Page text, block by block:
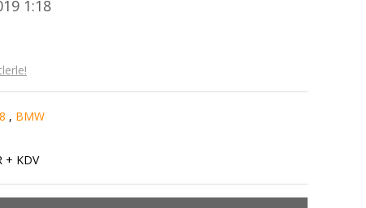
1:18
, BMW
+ KDV